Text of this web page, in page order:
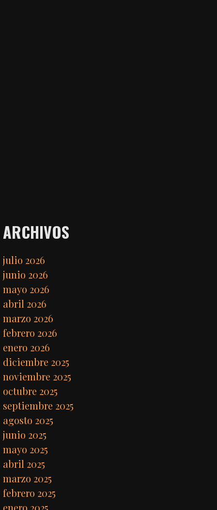
ARCHIVOS
julio 2026
junio 2026
mayo 2026
abril 2026
marzo 2026
febrero 2026
enero 2026
diciembre 2025
noviembre 2025
octubre 2025
septiembre 2025
agosto 2025
junio 2025
mayo 2025
abril 2025
marzo 2025
febrero 2025
enero 2025